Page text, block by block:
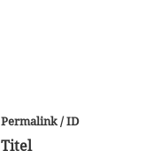
Permalink / ID
Titel